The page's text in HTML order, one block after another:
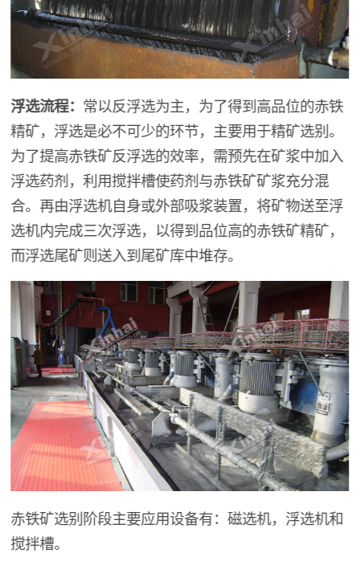
浮选流程： 常以反浮选为主，为了得到高品位的赤铁
精矿，浮选是必不可少的环节，主要用于精矿选别。
为了提高赤铁矿反浮选的效率，需预先在矿浆中加入
浮选药剂，利用搅拌槽使药剂与赤铁矿矿浆充分混
合。再由浮选机自身或外部吸浆装置，将矿物送至浮
选机内完成三次浮选，以得到品位高的赤铁矿精矿，
而浮选尾矿则送入到尾矿库中堆存。
赤铁矿选别阶段主要应用设备有：磁选机，浮选机和
搅拌槽。